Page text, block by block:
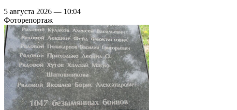
5 августа 2026 — 10:04
Фоторепортаж